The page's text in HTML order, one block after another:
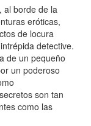
al borde de la
eróticas,
de locura
detective.
de un pequeño
un poderoso
son tan
como las